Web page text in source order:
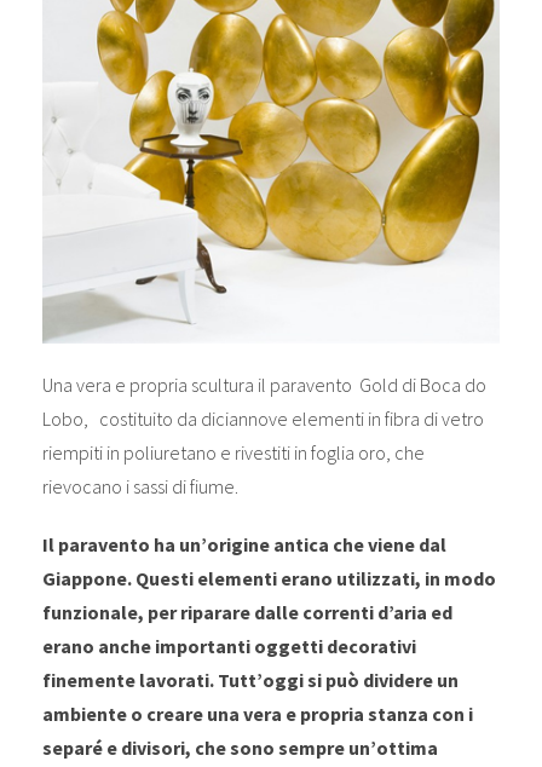
Una vera e propria scultura il paravento Gold di Boca do
Lobo, costituito da diciannove elementi in fibra di vetro
riempiti in poliuretano e rivestiti in foglia oro, che
rievocano i sassi di fiume.
Il paravento ha un’origine antica che viene dal
Giappone. Questi elementi erano utilizzati, in modo
funzionale, per riparare dalle correnti d’aria ed
erano anche importanti oggetti decorativi
finemente lavorati. Tutt’oggi si può dividere un
ambiente o creare una vera e propria stanza con i
separé e divisori, che sono sempre un’ottima